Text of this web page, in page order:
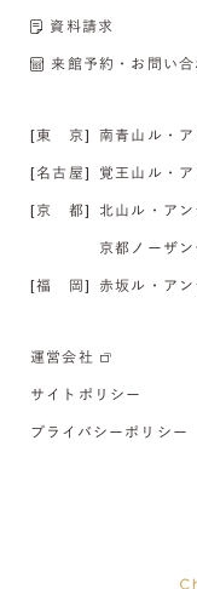
資料請求
来館予約・お問い合
[東 京] 南青山ル・
[名古屋] 覚王山ル・
[京 都] 北山ル・ア
京都ノーザ
[福 岡] 赤坂ル・ア
運営会社
サイトポリシー
プライバシーポリシー